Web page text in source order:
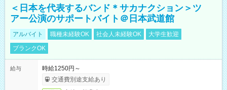
＜日本を代表するバンド＊サカナクション＞ツ
アー公演のサポートバイト＠日本武道館
アルバイト 職種未経験OK 社会人未経験OK
大学生歓迎
ブランクOK
給与
時給1250円～
交通費別途支給あり